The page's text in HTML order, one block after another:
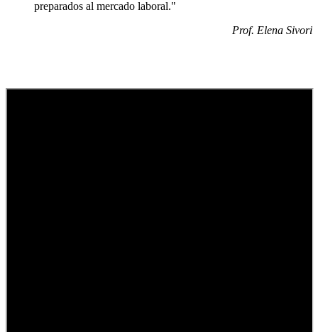
preparados al mercado laboral."
Prof. Elena Sivori